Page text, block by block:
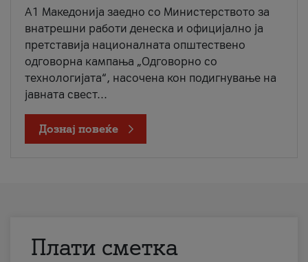
A1 Македонија заедно со Министерството за
внатрешни работи денеска и официјално ја
претставија националната општествено
одговорна кампања „Одговорно со
технологијата“, насочена кон подигнување на
јавната свест...
Дознај повеќе
Плати сметка